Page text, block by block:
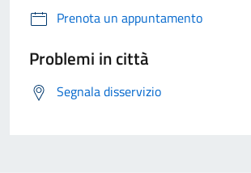
Prenota un appuntamento
Problemi in città
Segnala disservizio